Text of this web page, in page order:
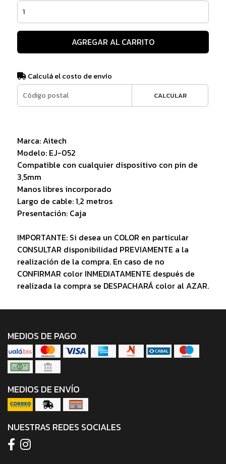
AGREGAR AL CARRITO
Calculá el costo de envío
CALCULAR
Marca: Aitech
Modelo: EJ-052
Compatible con cualquier dispositivo con pin de
3,5mm
Manos libres incorporado
Largo de cable: 1,2 metros
Presentación: Caja
IMPORTANTE: Si desea un COLOR en particular
CONSULTAR disponibilidad PREVIAMENTE a la
realización de la compra. En caso de no
CONFIRMAR color INMEDIATAMENTE después de
realizada la compra se DESPACHARÁ color al AZAR.
MEDIOS DE PAGO
MEDIOS DE ENVÍO
NUESTRAS REDES SOCIALES